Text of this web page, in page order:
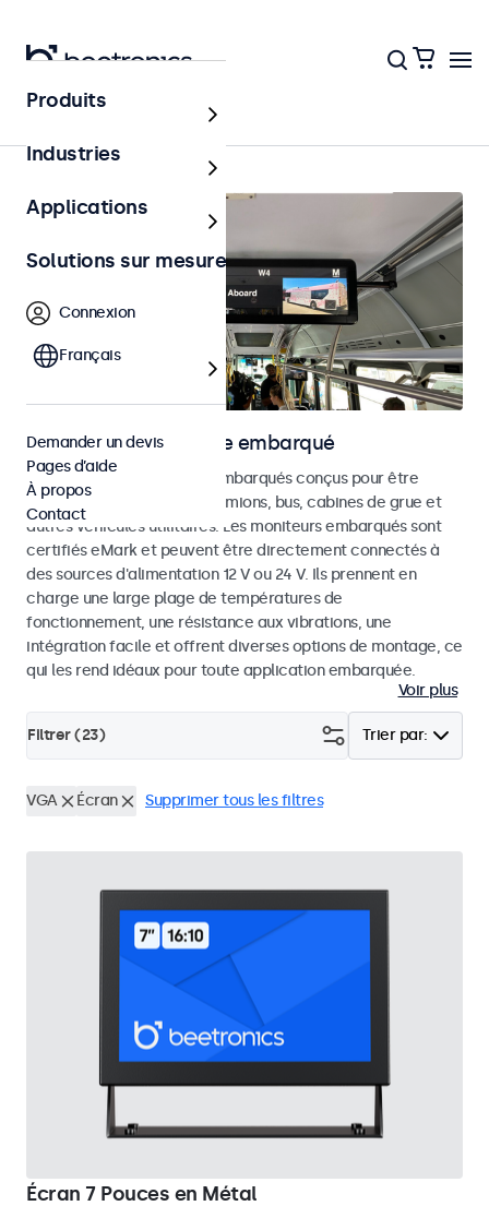
Accueil
Moniteurs pour usage embarqué
Découvrez nos moniteurs embarqués conçus pour être
utilisés dans les voitures, camions, bus, cabines de grue et
autres véhicules utilitaires. Les moniteurs embarqués sont
certifiés eMark et peuvent être directement connectés à
des sources d'alimentation 12 V ou 24 V. Ils prennent en
charge une large plage de températures de
fonctionnement, une résistance aux vibrations, une
intégration facile et offrent diverses options de montage, ce
qui les rend idéaux pour toute application embarquée.
Voir plus
Trier par:
Filtrer (23)
VGA Écran Supprimer tous les filtres
Écran 7 Pouces en Métal
Produits
Industries
Applications
Solutions sur mesure
Connexion
Français
Demander un devis
Pages d’aide
À propos
Contact